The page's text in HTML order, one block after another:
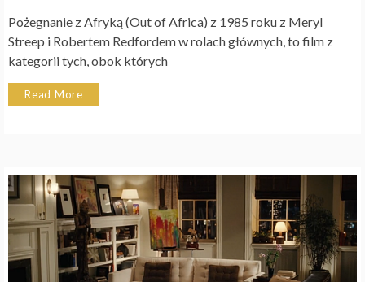
Pożegnanie z Afryką (Out of Africa) z 1985 roku z Meryl
Streep i Robertem Redfordem w rolach głównych, to film z
kategorii tych, obok których
Read More